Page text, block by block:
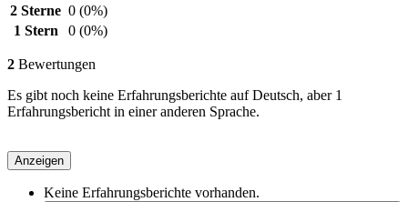
2 Sterne 0 (0%)
1 Stern
0 (0%)
2 Bewertungen
Es gibt noch keine Erfahrungsberichte auf Deutsch, aber 1
Erfahrungsbericht in einer anderen Sprache.
Anzeigen
Keine Erfahrungsberichte vorhanden.